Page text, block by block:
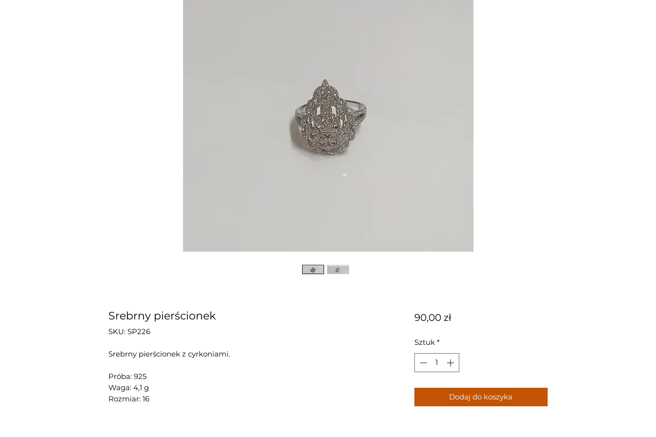
Srebrny pierścionek
SKU: SP226
Srebrny pierścionek z cyrkoniami.
Próba: 925
Waga: 4,1 g
Rozmiar: 16
90,00 złCena
Sztuk *
Dodaj do koszyka